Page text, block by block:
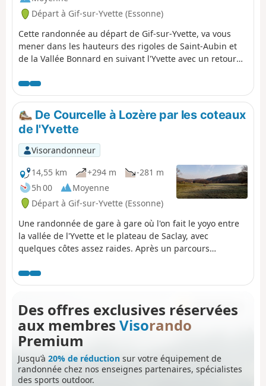
Départ à Gif-sur-Yvette (Essonne)
Cette randonnée au départ de Gif-sur-Yvette, va vous
mener dans les hauteurs des rigoles de Saint-Aubin et
de la Vallée Bonnard en suivant l'Yvette avec un retour
d'Aigrefoin, la forêt Communale de Saint-Aubin et le
bassin de Coupières.
De Courcelle à Lozère par les coteaux
de l'Yvette
Visorandonneur
14,55 km
+294 m
-281 m
5h 00
Moyenne
Départ à Gif-sur-Yvette (Essonne)
Une randonnée de gare à gare où l'on fait le yoyo entre
la vallée de l'Yvette et le plateau de Saclay, avec
quelques côtes assez raides. Après un parcours
sur-Yvette puis on longe une zone humide encadrée par
deux rivières. On grimpe de nouveau sur le plateau, au
une visite de l'ancienne carrière de la Troche et un
cheminement en bord de plateau, on redescend dans la
vallée.
Des offres exclusives réservées
aux membres Visorando
Premium
Jusqu’à 20% de réduction sur votre équipement de
randonnée chez nos enseignes partenaires, spécialistes
des sports outdoor.